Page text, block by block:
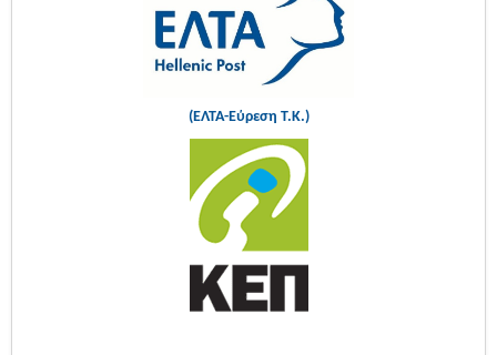
(ΕΛΤΑ-Εύρεση Τ.Κ.)